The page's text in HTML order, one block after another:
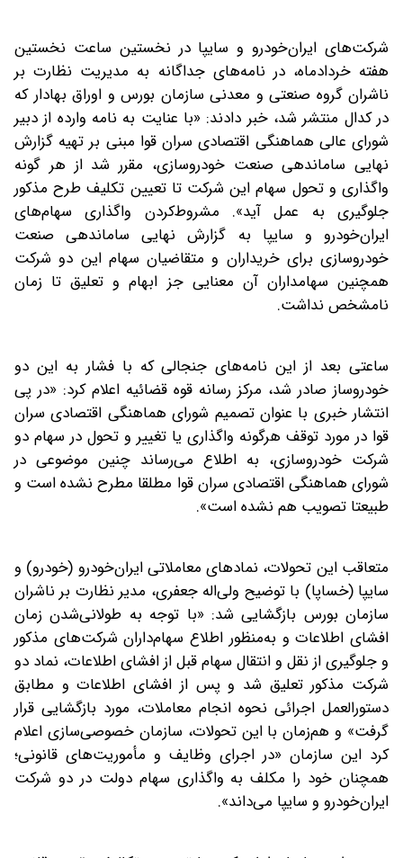
شرکت‌های ایران‌خودرو و سایپا در نخستین ساعت نخستین
هفته خردادماه، در نامه‌های جداگانه به مدیریت نظارت بر
ناشران گروه صنعتی و معدنی سازمان بورس و اوراق بهادار که
در کدال منتشر شد، خبر دادند: «با عنایت به نامه وارده از دبیر
شورای عالی هماهنگی اقتصادی سران قوا مبنی بر تهیه گزارش
نهایی ساماندهی صنعت خودروسازی، مقرر شد از هر گونه
واگذاری و تحول سهام این شرکت تا تعیین تکلیف طرح مذکور
جلوگیری به عمل آید». مشروط‌کردن واگذاری سهام‌های
ایران‌خودرو و سایپا به گزارش نهایی ساماندهی صنعت
خودروسازی برای خریداران و متقاضیان سهام این دو شرکت
همچنین سهامداران آن معنایی جز ابهام و تعلیق تا زمان
نامشخص نداشت.
ساعتی بعد از این نامه‌های جنجالی که با فشار به این دو
خودروساز صادر شد، مرکز رسانه قوه قضائیه اعلام کرد: «در پی
انتشار خبری با عنوان تصمیم‌ شورای هماهنگی اقتصادی سران
قوا در مورد توقف هرگونه واگذاری یا تغییر و تحول در سهام دو
شرکت خودروسازی، به اطلاع می‌رساند چنین موضوعی در
شورای هماهنگی اقتصادی سران قوا مطلقا مطرح نشده است و
طبیعتا تصویب هم نشده است».
متعاقب این تحولات، نمادهای معاملاتی ایران‌خودرو (خودرو) و
سایپا (خساپا) با توضیح ولی‌اله جعفری، مدیر نظارت بر ناشران
سازمان بورس بازگشایی شد: «با توجه به طولانی‌شدن زمان
افشای اطلاعات و به‌منظور اطلاع سهام‌داران شرکت‌های مذکور
و جلوگیری از نقل و انتقال سهام قبل از افشای اطلاعات، نماد دو
شرکت مذکور تعلیق شد و پس از افشای اطلاعات و مطابق
دستورالعمل اجرائی نحوه انجام معاملات، مورد بازگشایی قرار
گرفت» و هم‌زمان با این تحولات، سازمان خصوصی‌سازی اعلام
کرد این سازمان «در اجرای وظایف و مأموریت‌های قانونی؛
همچنان خود را مکلف به واگذاری سهام دولت در دو شرکت
ایران‌خودرو و سایپا می‌داند».